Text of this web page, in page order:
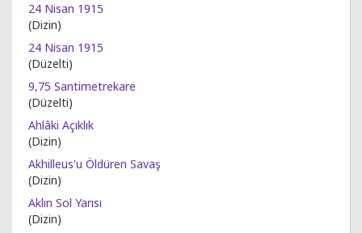
24 Nisan 1915
(Dizin)
24 Nisan 1915
(Düzelti)
9,75 Santimetrekare
(Düzelti)
Ahlâki Açıklık
(Dizin)
Akhilleus'u Öldüren Savaş
(Dizin)
Aklın Sol Yarısı
(Dizin)